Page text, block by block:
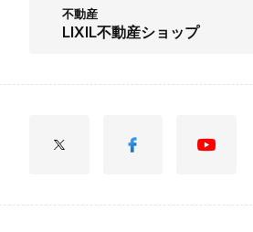
不動産
LIXIL不動産ショップ